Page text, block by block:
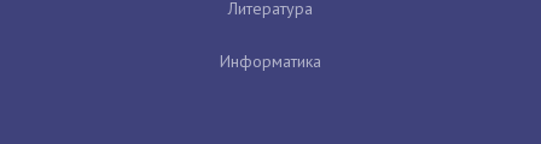
Литература
Информатика